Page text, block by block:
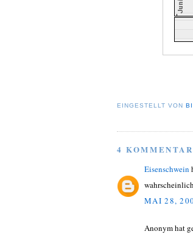
EINGESTELLT VON
4
Eisenschwein
MAI 28,
Anonym hat